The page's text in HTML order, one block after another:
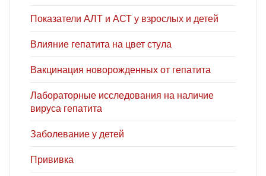
Показатели АЛТ и АСТ у взрослых и детей
Влияние гепатита на цвет стула
Вакцинация новорожденных от гепатита
Лабораторные исследования на наличие
вируса гепатита
Заболевание у детей
Прививка